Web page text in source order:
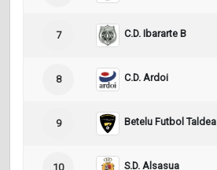
7 C.D. Ibararte B
8 C.D. Ardoi
9 Betelu Futbol Taldea
10 S.D. Alsasua